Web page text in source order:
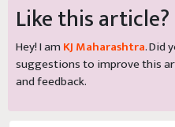
Like this article?
Hey! I am KJ Maharashtra. Did
suggestions to improve this
and feedback.